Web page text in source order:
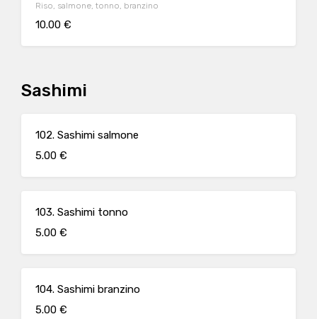
Riso, salmone, tonno, branzino
10.00 €
Sashimi
102. Sashimi salmone
5.00 €
103. Sashimi tonno
5.00 €
104. Sashimi branzino
5.00 €